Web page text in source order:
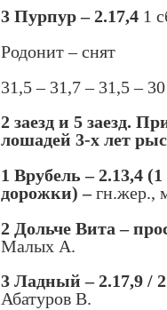
3 Пурпур – 2.17,4 1
Родонит – снят
31,5 – 31,7 – 31,5 – 30
2 заезд и 5 заезд.
лошадей 3-х лет
1 Врубель – 2.13,4
дорожки) –гн.жер.,
2 Дольче Вита –
Малых А.
3 Ладный – 2.17,9 /
Абатуров В.